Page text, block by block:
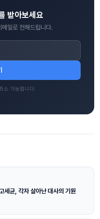
받아보세요
일로 전해드립니다.
소 가능합니다.
세균, 각자 살아난 대사의 기원